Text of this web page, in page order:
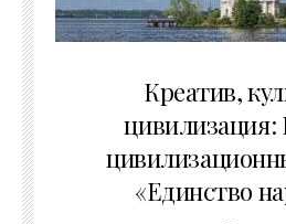
Креатив,
цивилизация:
«Единство